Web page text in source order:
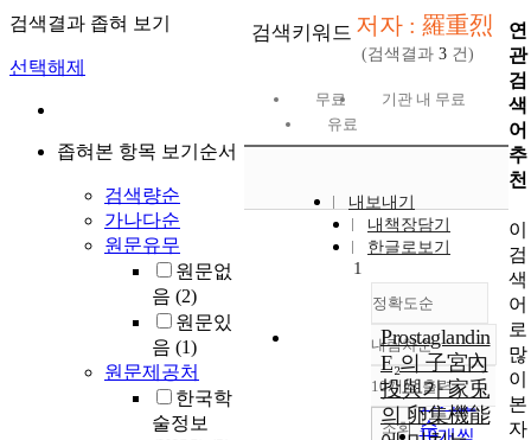
검색결과 좁혀 보기
선택해제
좁혀본 항목 보기순서
검색량순
가나다순
원문유무
원문없
음 (2)
원문있
음 (1)
원문제공처
한국학
술정보
검색키워드 저자 : 羅重烈
(검색결과 3 건)
무료
기관 내 무료
유료
내보내기
내책장담기
한글로보기
정확도순
정확도
순
인기도
순
내림차순
내림차순
10개씩 출력
조회
1
Prostaglandin
E₂의 子宮內
投與가 家兎
의 卵集機能
연
관
검
색
어
추
천
이
검
색
어
로
많
이
본
자